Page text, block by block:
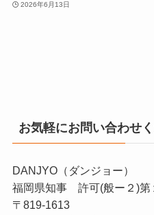
2026年6月13日
お気軽にお問い合わせく
DANJYO（ダンジョー）
福岡県知事 許可(般ー２)第
〒819-1613